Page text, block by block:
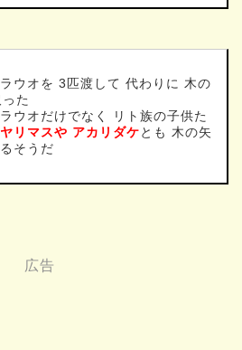
ウオを 3匹渡して 代わりに 木の
た
ウオだけでなく リト族の子供た
リマスや アカリダケとも 木の矢
そうだ